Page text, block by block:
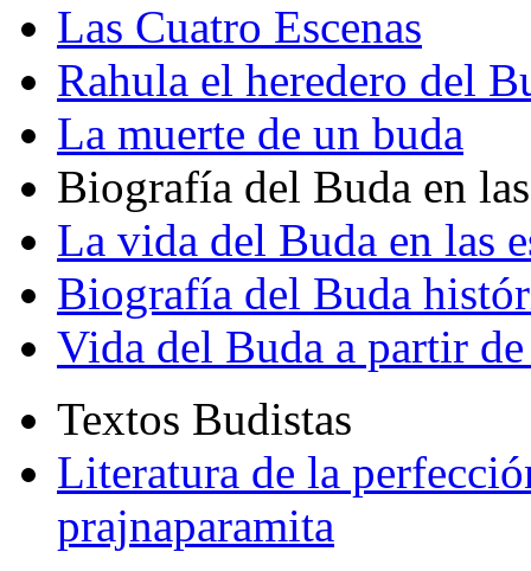
Las Cuatro Escenas
Rahula el heredero del
La muerte de un buda
Biografía del Buda en
La vida del Buda en las
Biografía del Buda
Vida del Buda a partir de
Textos Budistas
Literatura de la
prajnaparamita